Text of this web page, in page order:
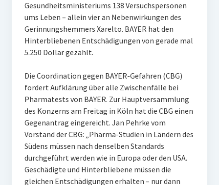
Gesundheitsministeriums 138 Versuchspersonen
ums Leben – allein vier an Nebenwirkungen des
Gerinnungshemmers Xarelto. BAYER hat den
Hinterbliebenen Entschädigungen von gerade mal
5.250 Dollar gezahlt.
Die Coordination gegen BAYER-Gefahren (CBG)
fordert Aufklärung über alle Zwischenfälle bei
Pharmatests von BAYER. Zur Hauptversammlung
des Konzerns am Freitag in Köln hat die CBG einen
Gegenantrag eingereicht. Jan Pehrke vom
Vorstand der CBG: „Pharma-Studien in Ländern des
Südens müssen nach denselben Standards
durchgeführt werden wie in Europa oder den USA.
Geschädigte und Hinterbliebene müssen die
gleichen Entschädigungen erhalten – nur dann